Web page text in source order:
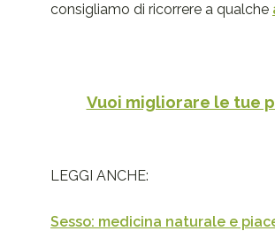
consigliamo di ricorrere a qualche
Vuoi migliorare le tue
LEGGI ANCHE:
Sesso: medicina naturale e